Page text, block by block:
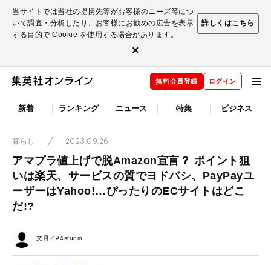
当サイトでは当社の提携先等がお客様のニーズ等につ
いて調査・分析したり、お客様にお勧めの広告を表示
する目的で Cookie を使用する場合があります。
詳しくはこちら
×
無料会員登録 ログイン
新着 ランキング ニュース 特集 ビジネス
暮らし 2023.09.26
アマプラ値上げで脱Amazon宣言？ ポイント狙
いは楽天、サービスの質でヨドバシ、PayPayユ
ーザーはYahoo!…ぴったりのECサイトはどこ
だ!?
文月／A4studio